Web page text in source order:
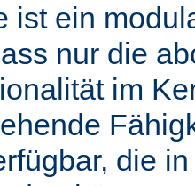
ist ein
nur die
im
die